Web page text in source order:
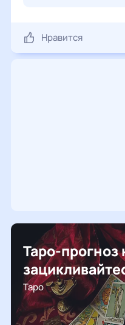
Нравится
Таро-прогноз
Таро